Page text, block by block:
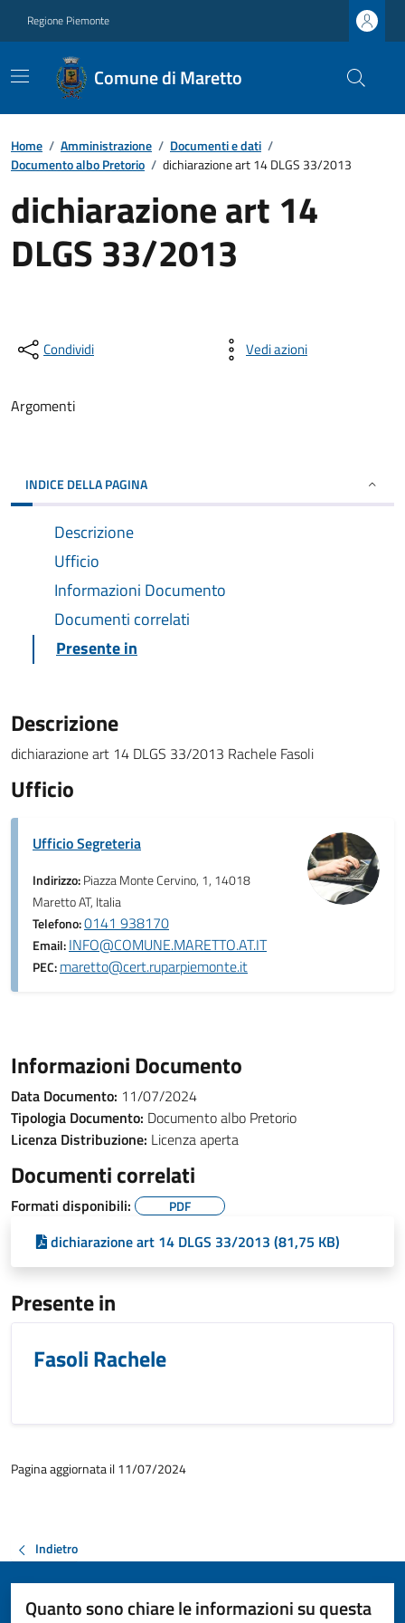
Regione Piemonte
Comune di Maretto
Home / Amministrazione / Documenti e dati /
Documento albo Pretorio / dichiarazione art 14 DLGS 33/2013
dichiarazione art 14
DLGS 33/2013
Condividi Vedi azioni
Argomenti
INDICE DELLA PAGINA
Descrizione
Ufficio
Informazioni Documento
Documenti correlati
Presente in
Descrizione
dichiarazione art 14 DLGS 33/2013 Rachele Fasoli
Ufficio
Ufficio Segreteria
Indirizzo:Piazza Monte Cervino, 1, 14018
Maretto AT, Italia
Telefono:0141 938170
Email:INFO@COMUNE.MARETTO.AT.IT
PEC:maretto@cert.ruparpiemonte.it
Informazioni Documento
Data Documento: 11/07/2024
Tipologia Documento: Documento albo Pretorio
Licenza Distribuzione: Licenza aperta
Documenti correlati
Formati disponibili: PDF
dichiarazione art 14 DLGS 33/2013 (81,75 KB)
Presente in
Fasoli Rachele
Pagina aggiornata il 11/07/2024
Indietro
Quanto sono chiare le informazioni su questa